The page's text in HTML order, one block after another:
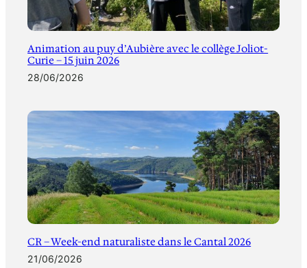
Animation au puy d’Aubière avec le collège Joliot-
Curie – 15 juin 2026
28/06/2026
CR – Week-end naturaliste dans le Cantal 2026
21/06/2026